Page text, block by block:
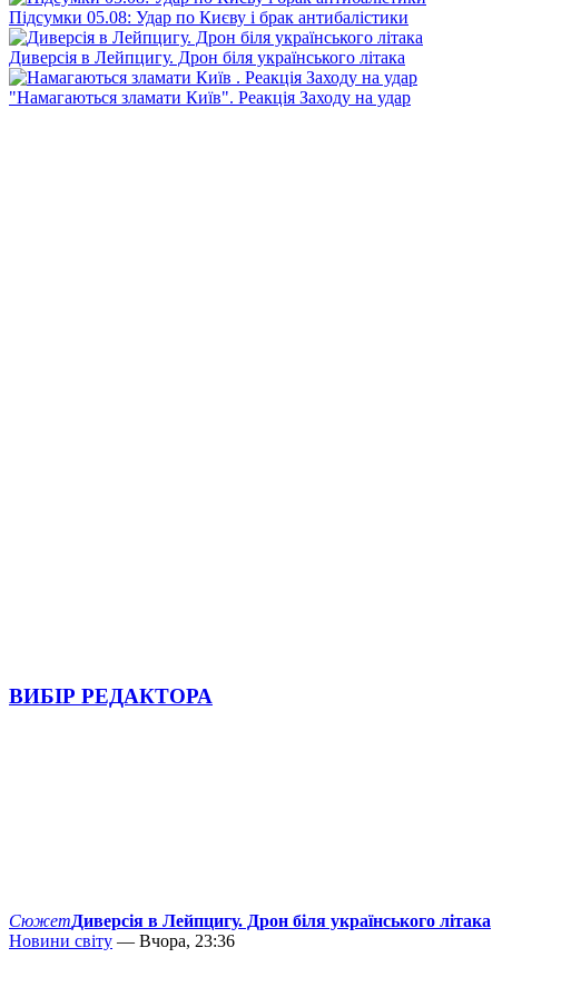
Підсумки 05.08: Удар по Києву і брак антибалістики
Диверсія в Лейпцигу. Дрон біля українського літака
"Намагаються зламати Київ". Реакція Заходу на удар
ВИБІР РЕДАКТОРА
СюжетДиверсія в Лейпцигу. Дрон біля українського літака
Новини світу — Вчора, 23:36